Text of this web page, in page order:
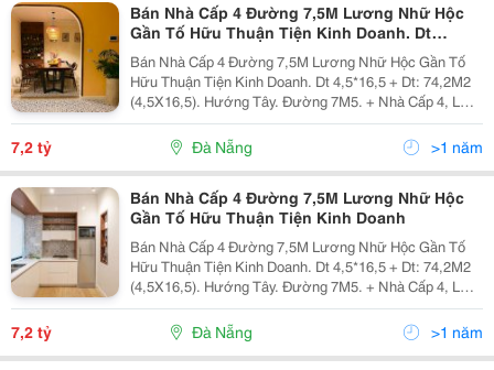
Bán Nhà Cấp 4 Đường 7,5M Lương Nhữ Hộc
Gần Tố Hữu Thuận Tiện Kinh Doanh. Dt
4,5*16,5
Bán Nhà Cấp 4 Đường 7,5M Lương Nhữ Hộc Gần Tố
Hữu Thuận Tiện Kinh Doanh. Dt 4,5*16,5 + Dt: 74,2M2
(4,5X16,5). Hướng Tây. Đường 7M5. + Nhà Cấp 4, Lợp
Tôn. Phù Hợp Vừa Ở Vừa Kinh Doanh Buôn Bán + Vị
Trí: Gần Trường Đại Học Ngoại Ngữ, Khu Tập Trung...
7,2 tỷ Đà Nẵng >1 năm
Bán Nhà Cấp 4 Đường 7,5M Lương Nhữ Hộc
Gần Tố Hữu Thuận Tiện Kinh Doanh
Bán Nhà Cấp 4 Đường 7,5M Lương Nhữ Hộc Gần Tố
Hữu Thuận Tiện Kinh Doanh. Dt 4,5*16,5 + Dt: 74,2M2
(4,5X16,5). Hướng Tây. Đường 7M5. + Nhà Cấp 4, Lợp
Tôn. Phù Hợp Vừa Ở Vừa Kinh Doanh Buôn Bán + Vị
Trí: Gần Trường Đại Học Ngoại Ngữ, Khu Tập...
7,2 tỷ Đà Nẵng >1 năm